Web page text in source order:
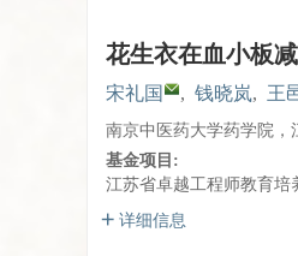
花生衣在血小板
宋礼国 , 钱晓岚, 王
南京中医药大学药学院
基金项目:
江苏省卓越工程师教育培
详细信息